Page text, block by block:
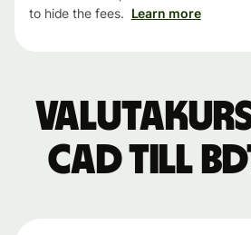
to hide the fees. Learn more
CAD till